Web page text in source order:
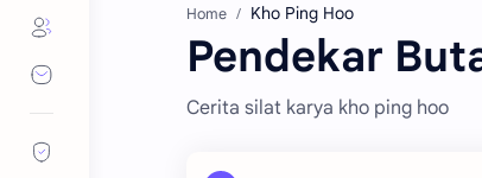
Home Kho Ping Hoo
Pendekar
Cerita silat karya kho ping hoo